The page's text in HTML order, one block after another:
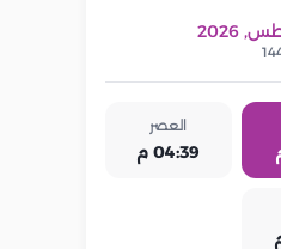
العصر
04:39 م